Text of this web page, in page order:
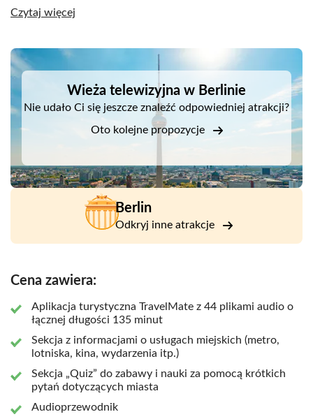
audio przez sieć Wi-Fi i słuchać ich offline, czy po prostu
Następnie zanurz się w atmosferze miasta, gdy
audioprzewodnik poprowadzi Cię przez ulice, alejki i
zabytki. Będziesz zaskoczony jakością każdego pliku audio!
Treści dostępne w aplikacji zostały opracowane przez grono
najlepszych autorów, a nagrania przygotowali
profesjonaliści z branży telewizyjnej i radiowej.
Czytaj więcej
DSA1Wieża telewizyjna w Berlinie
Wieża telewizyjna w Berlinie
Nie udało Ci się jeszcze znaleźć odpowiedniej atrakcji?
Oto kolejne propozycje
Berlin
Odkryj inne atrakcje
Cena zawiera:
Aplikacja turystyczna TravelMate z 44 plikami audio o
łącznej długości 135 minut
Sekcja z informacjami o usługach miejskich (metro,
lotniska, kina, wydarzenia itp.)
Sekcja „Quiz” do zabawy i nauki za pomocą krótkich
pytań dotyczących miasta
Audioprzewodnik